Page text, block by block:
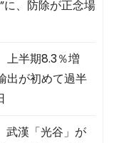
、防除が正念場
上半期8.3％増
出が初めて過半
漢「光谷」が